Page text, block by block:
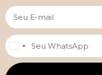
Seu E-mail
Seu WhatsApp
Brazil
+55